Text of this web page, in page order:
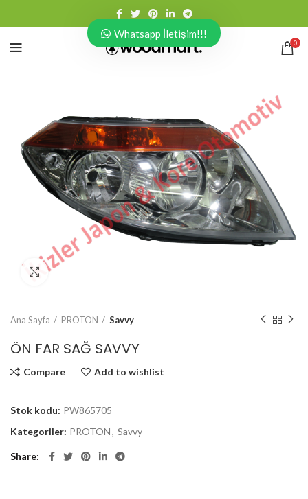
0
Click to enlarge
Ana Sayfa PROTON Savvy
ÖN FAR SAĞ SAVVY
Compare Add to wishlist
Stok kodu: PW865705
Kategoriler: PROTON, Savvy
Share
Whatsapp İletişim!!!